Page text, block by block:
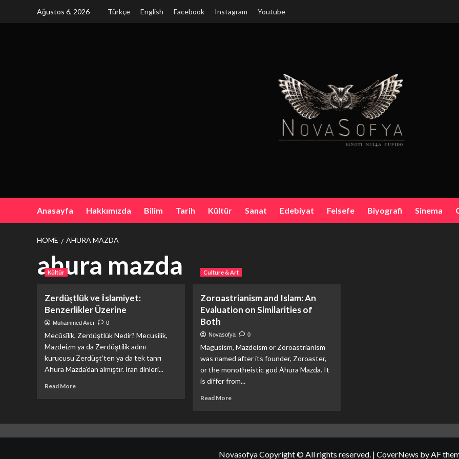
Ağustos 6, 2026 Türkçe English Facebook Instagram Youtube
Anasayfa Hakkımızda Bilim Tarih Kültür Sanat Edebiyat Felsefe Biyografi Sinema
HOME AHURA MAZDA
ahura mazda
Kültür
Zerdüştlük ve İslamiyet:
Benzerlikler Üzerine
Muhammed Avcı 0
Mecûsîlik, Zerdüştlük Nedir? Mecusilik,
Mazdeizm ya da Zerdüştilik adını
kurucusu Zerdüşt’ten ya da tek tanrı
Ahura Mazda’dan almıştır. İran dinleri...
Read MoreRead
ve
Culture & Art
Zoroastrianism and Islam: An
Evaluation on Similarities of
Both
Novasofya 0
Magusism, Mazdeism or Zoroastrianism
was named after its founder, Zoroaster,
or the monotheistic god Ahura Mazda. It
is differ from...
Read MoreRead
Zoroastrianism
An
Novasofya Copyright © All rights reserved. | CoverNews by AF